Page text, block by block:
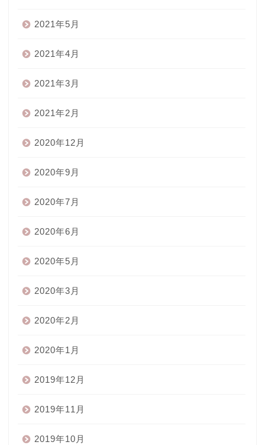
2021年5月
2021年4月
2021年3月
2021年2月
2020年12月
2020年9月
2020年7月
2020年6月
2020年5月
2020年3月
2020年2月
2020年1月
2019年12月
2019年11月
2019年10月